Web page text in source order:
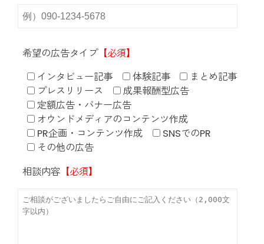
希望の広告タイプ【必須】
インタビュー記事
体験記事
まとめ記事
プレスリリース
成果報酬型広告
定額広告・バナー広告
オウンドメディアのコンテンツ作成
PR企画・コンテンツ作成
SNSでのPR
その他の広告
相談内容【必須】